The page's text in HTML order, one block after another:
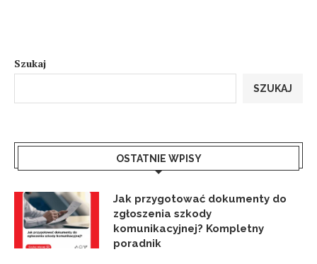
Szukaj
SZUKAJ
OSTATNIE WPISY
Jak przygotować dokumenty do
zgłoszenia szkody
komunikacyjnej? Kompletny
poradnik